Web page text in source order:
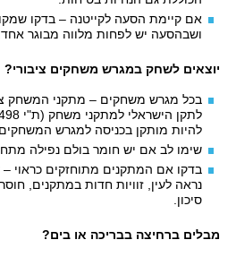
אם קיימת הסעה לקייטנה – בדקו
ושבהסעה יש לפחות מלווה מבוגר אחד.
יוצאים לשחק במגרש משחקים ציבורי?
בכל מגרש משחקים – מתקני המשחק
להיות מותקן בכניסה למגרש
שימו לב אם יש חומר בולם נפילה
בדקו אם המתקנים מתוחזקים כראוי –
נראה לעין, זוויות חדות במתקנים,
סיכון.
מבלים ברחיצה בבריכה או בים?